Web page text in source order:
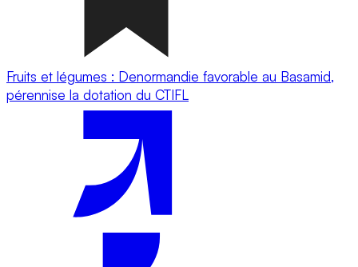
Fruits et légumes : Denormandie favorable au Basamid,
pérennise la dotation du CTIFL